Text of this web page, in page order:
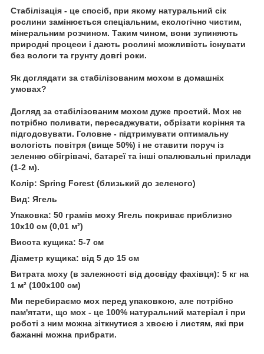
Стабілізація - це спосіб, при якому натуральний сік
рослини замінюється спеціальним, екологічно чистим,
мінеральним розчином. Таким чином, вони зупиняють
природні процеси і дають рослині можливість існувати
без вологи та грунту довгі роки.
Як доглядати за стабілізованим мохом в домашніх
умовах?
Догляд за стабілізованим мохом дуже простий. Мох не
потрібно поливати, пересаджувати, обрізати коріння та
підгодовувати. Головне - підтримувати оптимальну
вологість повітря (вище 50%) і не ставити поруч із
зеленню обігрівачі, батареї та інші опалювальні прилади
(1-2 м).
Колір: Spring Forest (близький до зеленого)
Вид: Ягель
Упаковка: 50 грамів моху Ягель покриває приблизно
10x10 см (0,01 м²)
Висота кущика: 5-7 см
Діаметр кущика: від 5 до 15 см
Витрата моху (в залежності від досвіду фахівця): 5 кг на
1 м² (100x100 см)
Ми перебираємо мох перед упаковкою, але потрібно
пам'ятати, що мох - це 100% натуральний матеріал і при
роботі з ним можна зіткнутися з хвоєю і листям, які при
бажанні можна прибрати.